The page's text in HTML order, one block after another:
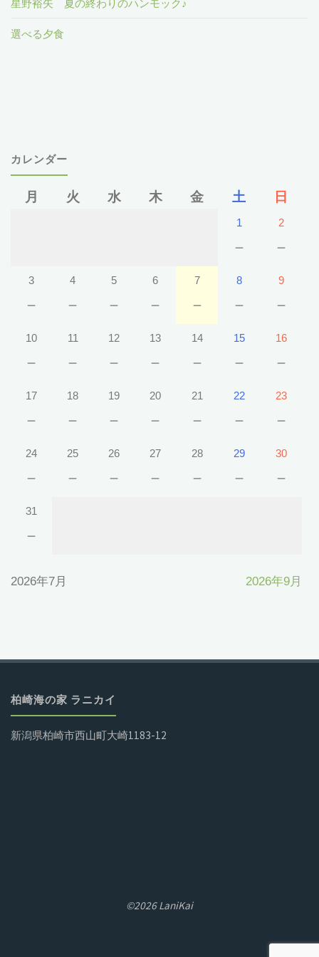
星野裕矢 夏の終わりのハンモック♪
選べる夕食
カレンダー
月 火 水 木 金 土 日
1
－
2
－
3
－
4
－
5
－
6
－
7
－
8
－
9
－
10
－
11
－
12
－
13
－
14
－
15
－
16
－
17
－
18
－
19
－
20
－
21
－
22
－
23
－
24
－
25
－
26
－
27
－
28
－
29
－
30
－
31
－
2026年7月 2026年9月
柏崎海の家 ラニカイ
新潟県柏崎市西山町大崎1183-12
©2026 LaniKai